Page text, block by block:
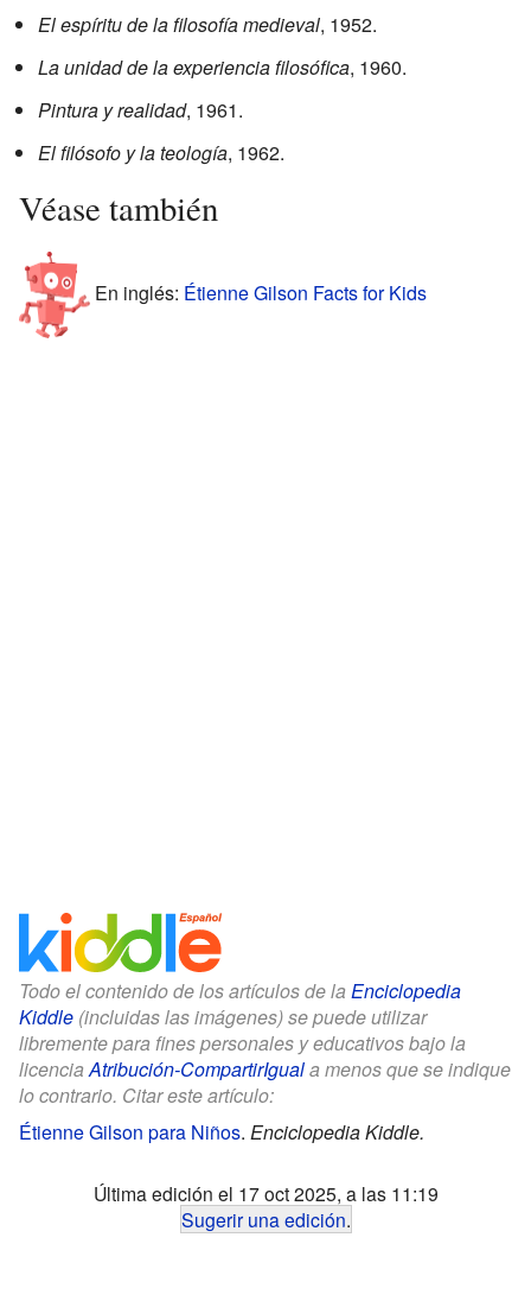
El espíritu de la filosofía medieval, 1952.
La unidad de la experiencia filosófica, 1960.
Pintura y realidad, 1961.
El filósofo y la teología, 1962.
Véase también
En inglés: Étienne Gilson Facts for Kids
Todo el contenido de los artículos de la Enciclopedia
Kiddle (incluidas las imágenes) se puede utilizar
libremente para fines personales y educativos bajo la
licenciaAtribución-CompartirIguala menos que se indique
lo contrario. Citar este artículo:
Étienne Gilson para Niños. Enciclopedia Kiddle.
Última edición el 17 oct 2025, a las 11:19
Sugerir una edición.